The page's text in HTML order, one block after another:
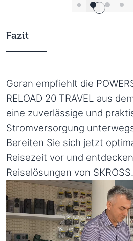
Fazit
Goran empfiehlt die
RELOAD 20 TRAVEL aus
eine zuverlässige und
Stromversorgung
Bereiten Sie sich jetzt
Reisezeit vor und
Reiselösungen von SKROSS.